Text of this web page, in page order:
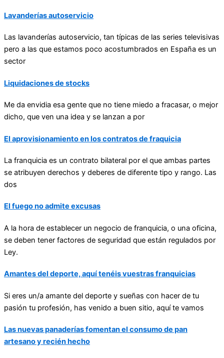
Lavanderías autoservicio
Las lavanderías autoservicio, tan típicas de las series televisivas
pero a las que estamos poco acostumbrados en España es un
sector
Liquidaciones de stocks
Me da envidia esa gente que no tiene miedo a fracasar, o mejor
dicho, que ven una idea y se lanzan a por
El aprovisionamiento en los contratos de fraquicia
La franquicia es un contrato bilateral por el que ambas partes
se atribuyen derechos y deberes de diferente tipo y rango. Las
dos
El fuego no admite excusas
A la hora de establecer un negocio de franquicia, o una oficina,
se deben tener factores de seguridad que están regulados por
Ley.
Amantes del deporte, aquí tenéis vuestras franquicias
Si eres un/a amante del deporte y sueñas con hacer de tu
pasión tu profesión, has venido a buen sitio, aquí te vamos
Las nuevas panaderías fomentan el consumo de pan
artesano y recién hecho